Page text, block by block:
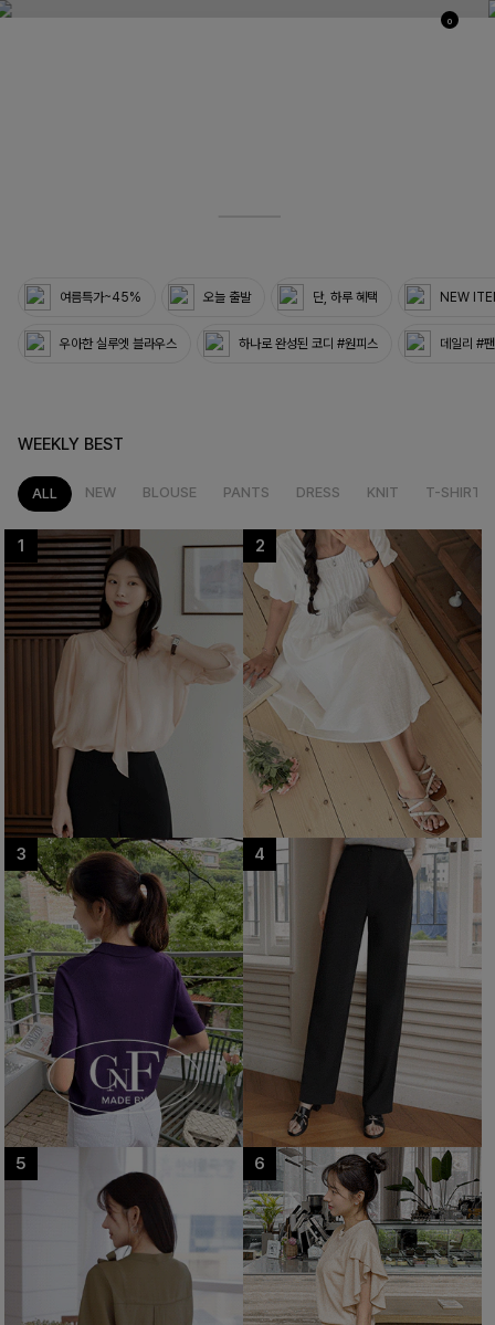
0
여름특가~45% 오늘 출발 단, 하루 혜택 NEW
우아한 실루엣 블라우스 하나로 완성된 코디 #원피스 데일리 #
WEEKLY BEST
ALL NEW BLOUSE PANTS DRESS KNIT T-SHIRT